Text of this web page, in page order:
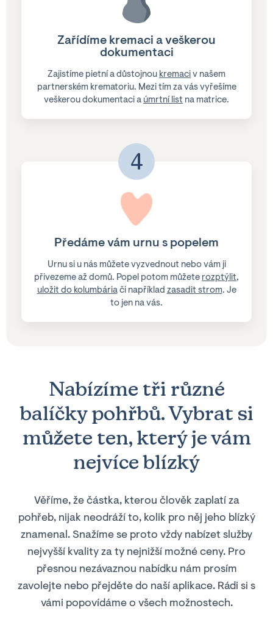
Zařídíme kremaci a veškerou
dokumentaci
Zajistíme pietní a důstojnou kremaci v našem
partnerském krematoriu. Mezi tím za vás vyřešíme
veškerou dokumentaci a úmrtní list na matrice.
4
Předáme vám urnu s popelem
Urnu si u nás můžete vyzvednout nebo vám ji
přivezeme až domů. Popel potom můžete rozptýlit,
uložit do kolumbáriači například zasadit strom. Je
to jen na vás.
Nabízíme tři různé
balíčky pohřbů. Vybrat si
můžete ten, který je vám
nejvíce blízký
Věříme, že částka, kterou člověk zaplatí za
pohřeb, nijak neodráží to, kolik pro něj jeho blízký
znamenal. Snažíme se proto vždy nabízet služby
nejvyšší kvality za ty nejnižší možné ceny. Pro
přesnou nezávaznou nabídku nám prosím
zavolejte nebo přejděte do naší aplikace. Rádi si s
vámi popovídáme o všech možnostech.